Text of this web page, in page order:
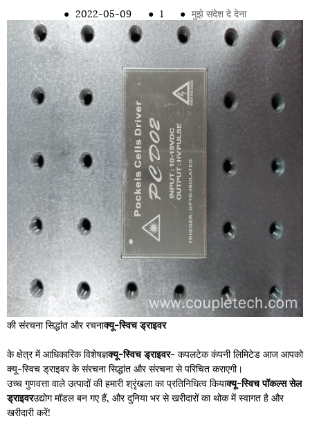
● 2022-05-09 ● 1 ● मुझे संदेश दे देना
की संरचना सिद्धांत और रचनाक्यू-स्विच ड्राइवर
के क्षेत्र में आधिकारिक विशेषज्ञक्यू-स्विच ड्राइवर- कपलटेक कंपनी लिमिटेड आज आपको
क्यू-स्विच ड्राइवर के संरचना सिद्धांत और संरचना से परिचित कराएगी।
उच्च गुणवत्ता वाले उत्पादों की हमारी श्रृंखला का प्रतिनिधित्व कियाक्यू-स्विच पॉकल्स सेल
ड्राइवरउद्योग मॉडल बन गए हैं, और दुनिया भर से खरीदारों का थोक में स्वागत है और
खरीदारी करें!